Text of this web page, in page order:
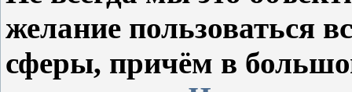
желание пользоваться
сферы, причём в